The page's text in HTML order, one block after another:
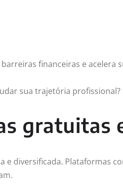
financeiras e acelera
sua trajetória profissional?
gratuitas
e diversificada. Plataformas